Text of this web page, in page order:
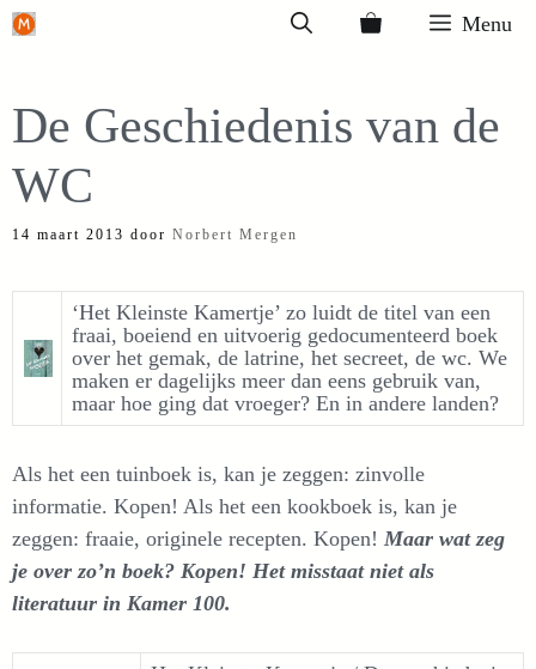
Ga
inhoud
Menu
De Geschiedenis van de
WC
14 maart 2013 door Norbert Mergen
‘Het Kleinste Kamertje’ zo luidt de titel van een
fraai, boeiend en uitvoerig gedocumenteerd boek
over het gemak, de latrine, het secreet, de wc. We
maken er dagelijks meer dan eens gebruik van,
maar hoe ging dat vroeger? En in andere landen?
Als het een tuinboek is, kan je zeggen: zinvolle
informatie. Kopen! Als het een kookboek is, kan je
zeggen: fraaie, originele recepten. Kopen! Maar wat zeg
je over zo’n boek? Kopen! Het misstaat niet als
literatuur in Kamer 100.